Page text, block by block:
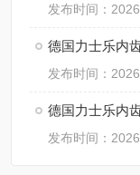
发布时间：
发布时间：
发布时间：